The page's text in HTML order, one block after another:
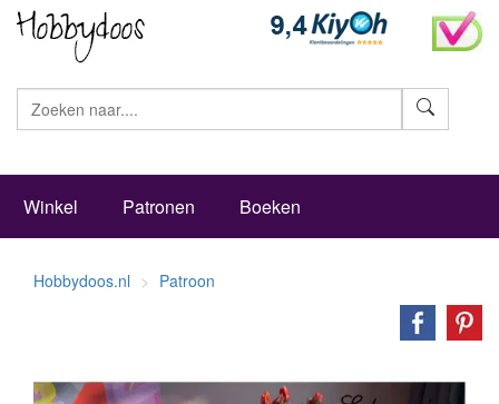
Winkel Patronen Boeken
Hobbydoos.nl Patroon